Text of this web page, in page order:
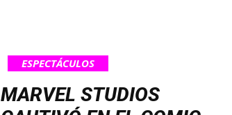
ESPECTÁCULOS
MARVEL STUDIOS